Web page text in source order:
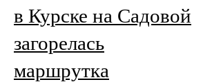
в Курске на Садовой
загорелась
маршрутка